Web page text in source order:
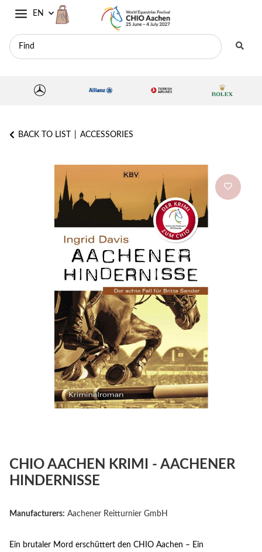
EN
BACK TO LIST ACCESSORIES
CHIO AACHEN KRIMI - AACHENER
HINDERNISSE
Manufacturers: Aachener Reitturnier GmbH
Ein brutaler Mord erschüttert den CHIO Aachen – Ein